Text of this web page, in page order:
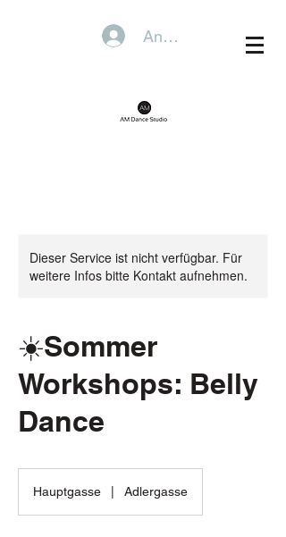
Anmelden
Dieser Service ist nicht verfügbar. Für
weitere Infos bitte Kontakt aufnehmen.
☀️Sommer
Workshops: Belly
Dance
Hauptgasse Adlergasse